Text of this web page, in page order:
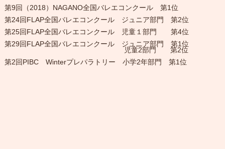
第9回（2018）NAGANO全国バレエコンクール 第1位
第24回FLAP全国バレエコンクール ジュニア部門 第2位
第25回FLAP全国バレエコンクール 児童１部門 第4位
第29回FLAP全国バレエコンクール ジュニア部門 第1位
児童2部門 第2位
第2回PIBC Winterプレパラトリー ​ 小学2年部門 第1位